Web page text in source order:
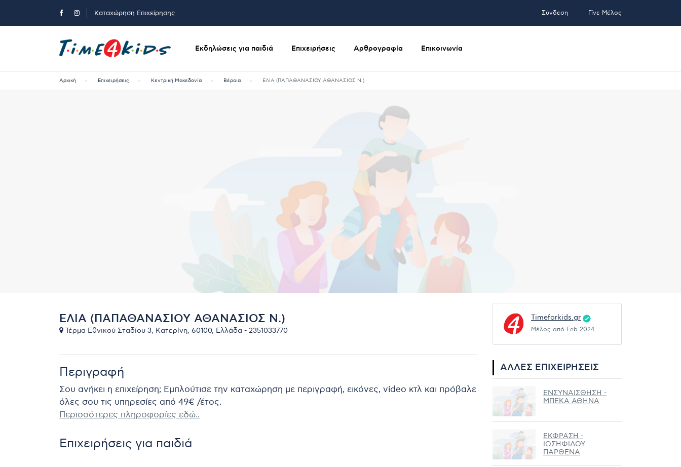
Καταχώρηση Επιχείρησης Σύνδεση Γίνε Μέλος
Εκδηλώσεις για παιδιά Επιχειρήσεις Αρθρογραφία Επικοινωνία
Αρχική Επιχειρήσεις Κεντρική Μακεδονία Βέροια ΕΛΙΑ (ΠΑΠΑΘΑΝΑΣΙΟΥ ΑΘΑΝΑΣΙΟΣ Ν.)
ΕΛΙΑ (ΠΑΠΑΘΑΝΑΣΙΟΥ ΑΘΑΝΑΣΙΟΣ Ν.)
Τέρμα Εθνικού Σταδίου 3, Κατερίνη, 60100, Ελλάδα - 2351033770
Περιγραφή
Σου ανήκει η επιχείρηση; Εμπλούτισε την καταχώρηση με περιγραφή, εικόνες, video κτλ και πρόβαλε
όλες σου τις υπηρεσίες από 49€ /έτος.
Περισσότερες πληροφορίες εδώ..
Επιχειρήσεις για παιδιά
Timeforkids.gr
Μέλος από Feb 2024
ΆΛΛΕΣ ΕΠΙΧΕΙΡΉΣΕΙΣ
ΕΝΣΥΝΑΙΣΘΗΣΗ -
ΜΠΕΚΑ ΑΘΗΝΑ
ΕΚΦΡΑΣΗ -
ΙΩΣΗΦΙΔΟΥ
ΠΑΡΘΕΝΑ